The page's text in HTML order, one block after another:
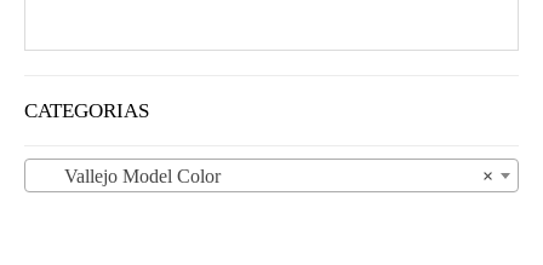
CATEGORIAS
×
Vallejo Model Color